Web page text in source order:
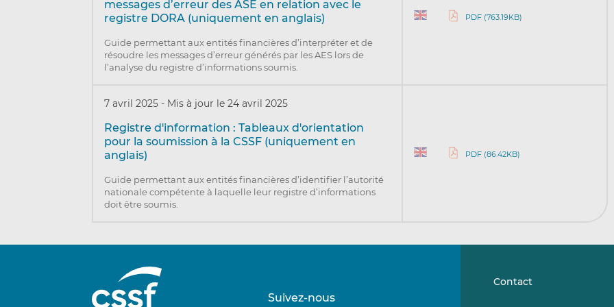
messages d’erreur des ASE en relation avec le
registre DORA (uniquement en anglais)
Guide permettant aux entités financières d’interpréter et de
résoudre les messages d’erreur générés par les AES lors de
l’analyse du registre d’informations soumis.
PDF (763.19KB)
7 avril 2025- Mis à jour le 24 avril 2025
Registre d'information : Tableaux d'orientation
pour la soumission à la CSSF (uniquement en
anglais)
Guide permettant aux entités financières d’identifier l’autorité
nationale compétente à laquelle leur registre d’informations
doit être soumis.
PDF (86.42KB)
Suivez-nous
Contact